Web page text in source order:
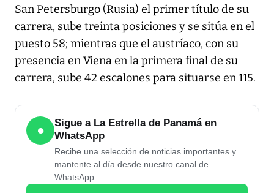
San Petersburgo (Rusia) el primer título de su
carrera, sube treinta posiciones y se sitúa en el
puesto 58; mientras que el austríaco, con su
presencia en Viena en la primera final de su
carrera, sube 42 escalones para situarse en 115.
●
Sigue a La Estrella de Panamá en
WhatsApp
Recibe una selección de noticias importantes y
mantente al día desde nuestro canal de
WhatsApp.